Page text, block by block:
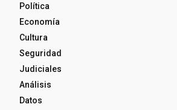
Política
Economía
Cultura
Seguridad
Judiciales
Análisis
Datos